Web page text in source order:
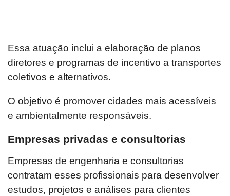
Essa atuação inclui a elaboração de planos
diretores e programas de incentivo a transportes
coletivos e alternativos.
O objetivo é promover cidades mais acessíveis
e ambientalmente responsáveis.
Empresas privadas e consultorias
Empresas de engenharia e consultorias
contratam esses profissionais para desenvolver
estudos, projetos e análises para clientes